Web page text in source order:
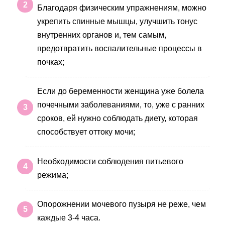
Благодаря физическим упражнениям, можно
укрепить спинные мышцы, улучшить тонус
внутренних органов и, тем самым,
предотвратить воспалительные процессы в
почках;
Если до беременности женщина уже болела
почечными заболеваниями, то, уже с ранних
сроков, ей нужно соблюдать диету, которая
способствует оттоку мочи;
Необходимости соблюдения питьевого
режима;
Опорожнении мочевого пузыря не реже, чем
каждые 3-4 часа.